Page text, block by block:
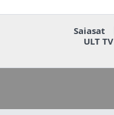
Saiasat
ULT TV